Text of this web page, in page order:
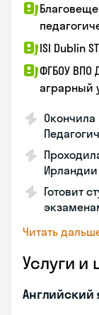
ISI Dublin
ФГБОУ ВПО
аграрный
Ирландии
Готовит
экзаменам
Читать
Услуги и
Английский